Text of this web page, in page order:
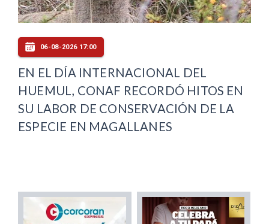
06-08-2026 17:00
EN EL DÍA INTERNACIONAL DEL
HUEMUL, CONAF RECORDÓ HITOS EN
SU LABOR DE CONSERVACIÓN DE LA
ESPECIE EN MAGALLANES